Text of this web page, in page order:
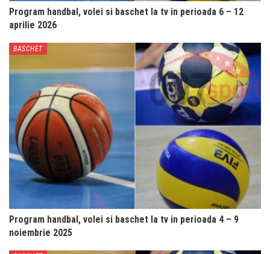
Program handbal, volei si baschet la tv in perioada 6 – 12
aprilie 2026
BASCHET
Program handbal, volei si baschet la tv in perioada 4 – 9
noiembrie 2025